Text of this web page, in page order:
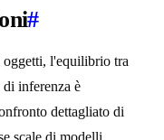
#
l'equilibrio tra
inferenza è
dettagliato di
scale di modelli.